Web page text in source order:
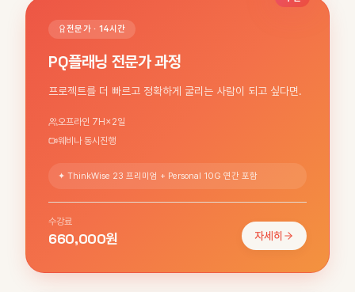
전문가 · 14시간
PQ플래닝 전문가 과정
프로젝트를 더 빠르고 정확하게 굴리는 사람이 되고 싶다면.
오프라인 7H×2일
웨비나 동시진행
✦ ThinkWise 23 프리미엄 + Personal 10G 연간 포함
수강료
660,000원 자세히